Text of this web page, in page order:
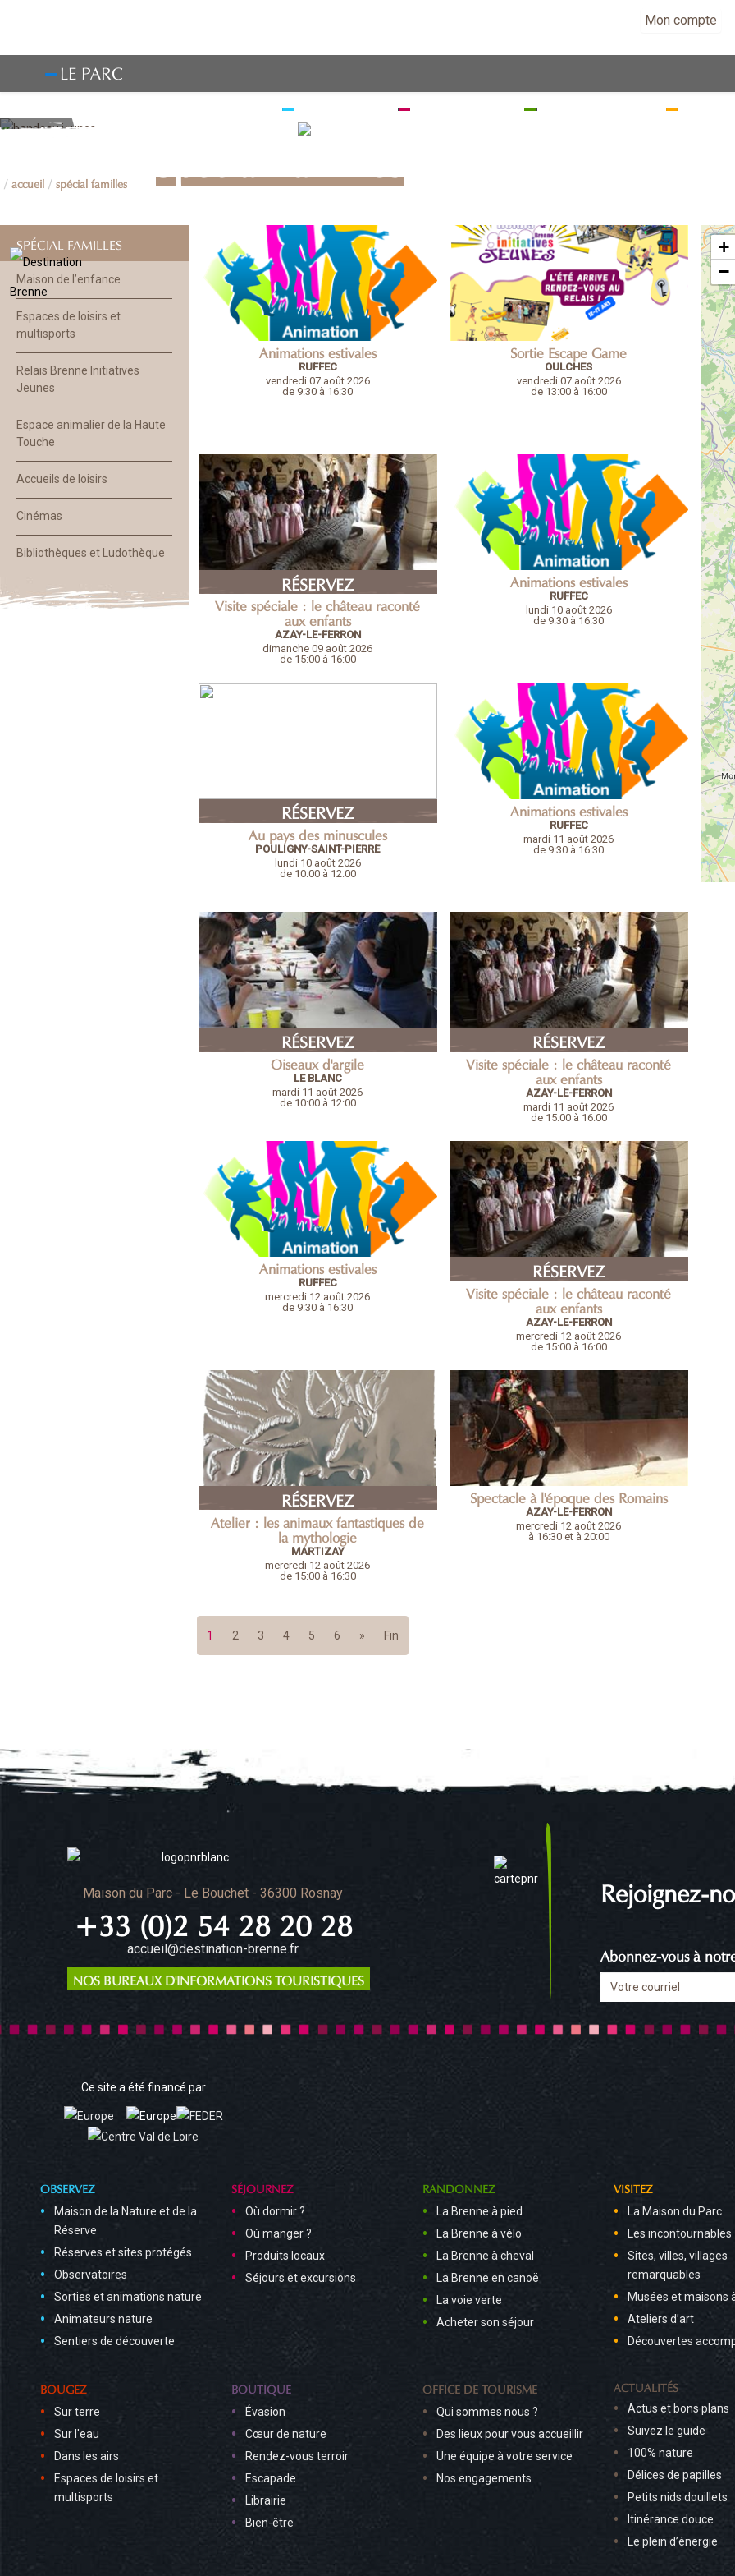
Mon compte
LE PARC
accueil spécial familles
SPÉCIAL FAMILLES
Maison de l’enfance
Espaces de loisirs et
multisports
Relais Brenne Initiatives
Jeunes
Espace animalier de la Haute
Touche
Accueils de loisirs
Cinémas
Bibliothèques et Ludothèque
Animations estivales
RUFFEC
vendredi 07 août 2026
de 9:30 à 16:30
Sortie Escape Game
OULCHES
vendredi 07 août 2026
de 13:00 à 16:00
RÉSERVEZ
Visite spéciale : le château raconté
aux enfants
AZAY-LE-FERRON
dimanche 09 août 2026
de 15:00 à 16:00
Animations estivales
RUFFEC
lundi 10 août 2026
de 9:30 à 16:30
RÉSERVEZ
Au pays des minuscules
POULIGNY-SAINT-PIERRE
lundi 10 août 2026
de 10:00 à 12:00
Animations estivales
RUFFEC
mardi 11 août 2026
de 9:30 à 16:30
RÉSERVEZ
Oiseaux d'argile
LE BLANC
mardi 11 août 2026
de 10:00 à 12:00
RÉSERVEZ
Visite spéciale : le château raconté
aux enfants
AZAY-LE-FERRON
mardi 11 août 2026
de 15:00 à 16:00
Animations estivales
RUFFEC
mercredi 12 août 2026
de 9:30 à 16:30
RÉSERVEZ
Visite spéciale : le château raconté
aux enfants
AZAY-LE-FERRON
mercredi 12 août 2026
de 15:00 à 16:00
RÉSERVEZ
Atelier : les animaux fantastiques de
la mythologie
MARTIZAY
mercredi 12 août 2026
de 15:00 à 16:30
Spectacle à l'époque des Romains
AZAY-LE-FERRON
mercredi 12 août 2026
à 16:30 et à 20:00
1 2 3 4 5 6 » Fin
+
−
Maison du Parc - Le Bouchet - 36300 Rosnay
+33 (0)2 54 28 20 28
accueil@destination-brenne.fr
NOS BUREAUX D'INFORMATIONS TOURISTIQUES
Rejoignez-
Abonnez-vous à
Ce site a été financé par
OBSERVEZ
Maison de la Nature et de la
Réserve
Réserves et sites protégés
Observatoires
Sorties et animations nature
Animateurs nature
Sentiers de découverte
SÉJOURNEZ
Où dormir ?
Où manger ?
Produits locaux
Séjours et excursions
RANDONNEZ
La Brenne à pied
La Brenne à vélo
La Brenne à cheval
La Brenne en canoë
La voie verte
Acheter son séjour
VISITEZ
La Maison du Parc
Les incontournables
Sites, villes, villages
remarquables
Musées et maisons
Ateliers d’art
Découvertes
BOUGEZ
Sur terre
Sur l'eau
Dans les airs
Espaces de loisirs et
multisports
BOUTIQUE
Évasion
Cœur de nature
Rendez-vous terroir
Escapade
Librairie
Bien-être
OFFICE DE TOURISME
Qui sommes nous ?
Des lieux pour vous accueillir
Une équipe à votre service
Nos engagements
ACTUALITÉS
Actus et bons plans
Suivez le guide
100% nature
Délices de papilles
Petits nids douillets
Itinérance douce
Le plein d’énergie